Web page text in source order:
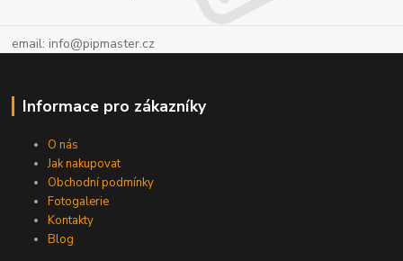
email: info@pipmaster.cz
Informace pro zákazníky
O nás
Jak nakupovat
Obchodní podmínky
Fotogalerie
Kontakty
Blog